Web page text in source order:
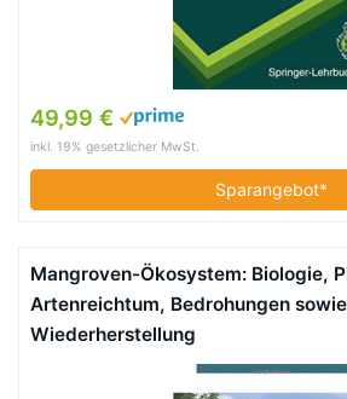
49,99 €
inkl. 19% gesetzlicher MwSt.
Sparangebot*
Mangroven-Ökosystem: Biologie,
Artenreichtum, Bedrohungen
Wiederherstellung